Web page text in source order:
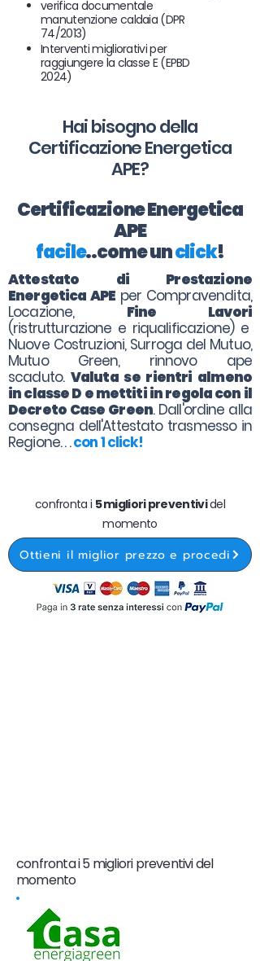
verifica documentale
manutenzione caldaia (DPR
74/2013)
Interventi migliorativi per
raggiungere la classe E (EPBD
2024)
Hai bisogno della
Certificazione Energetica
APE?
Certificazione Energetica
APE
facile..come unclick!
Attestato di Prestazione
Energetica APE per Compravendita,
Locazione, Fine Lavori
(ristrutturazione e riqualificazione) e
Nuove Costruzioni, Surroga del Mutuo,
Mutuo Green, rinnovo ape
scaduto. Valuta se rientri almeno
in classe D e mettiti in regola con il
Decreto Case Green. Dall'ordine alla
consegna dell'Attestato trasmesso in
Regione. . .con 1 click!
confronta i 5 migliori preventividel
momento
Ottieni il miglior prezzo e procedi
confronta i 5 migliori preventivi del
momento